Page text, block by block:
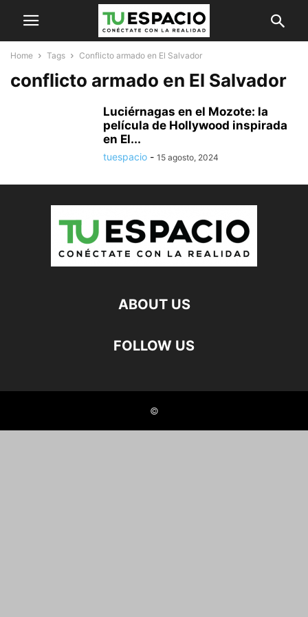
Home Tags Conflicto armado en El Salvador
conflicto armado en El Salvador
Luciérnagas en el Mozote: la
película de Hollywood inspirada
en El...
tuespacio - 15 agosto, 2024
ABOUT US
FOLLOW US
©